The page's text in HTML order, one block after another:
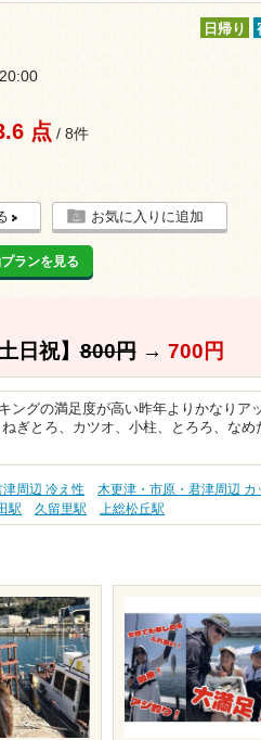
日帰り
点 / 8件
お気に入りに追加
ランを見る
日祝】800円→ 700円
ングの満足度が高い昨年よりかなりア
ぎとろ、カツオ、小柱、とろろ、なめ
周辺 冷え性
木更津・市原・君津周辺 カ
駅 久留里駅 上総松丘駅